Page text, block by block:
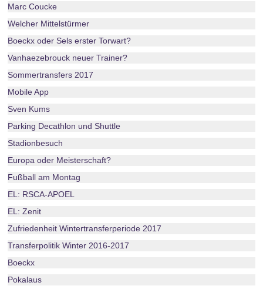
Marc Coucke
Welcher Mittelstürmer
Boeckx oder Sels erster Torwart?
Vanhaezebrouck neuer Trainer?
Sommertransfers 2017
Mobile App
Sven Kums
Parking Decathlon und Shuttle
Stadionbesuch
Europa oder Meisterschaft?
Fußball am Montag
EL: RSCA-APOEL
EL: Zenit
Zufriedenheit Wintertransferperiode 2017
Transferpolitik Winter 2016-2017
Boeckx
Pokalaus